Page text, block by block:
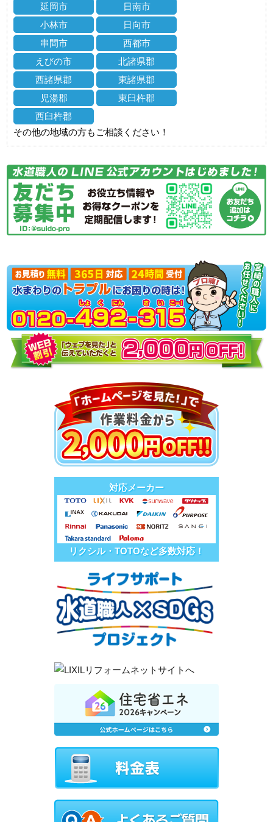
延岡市
日南市
小林市
日向市
串間市
西都市
えびの市
北諸県郡
西諸県郡
東諸県郡
児湯郡
東臼杵郡
西臼杵郡
その他の地域の方もご相談ください！
対応メーカー
リクシル・TOTOなど多数対応！